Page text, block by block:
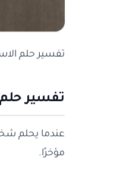
تفسير حلم
تفسير حلم
عندما يحلم
مؤخرًا.